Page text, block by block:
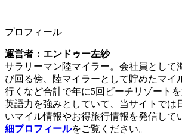
プロフィール
運営者：エンドゥー左紗
サラリーマン陸マイラー。会社員として
び回る傍、陸マイラーとして貯めたマイ
行くなど合計で年に5回ビーチリゾートを
英語力を強みとしていて、当サイトでは
いマイル情報やお得旅行情報を発信して
細プロフィールをご覧ください。